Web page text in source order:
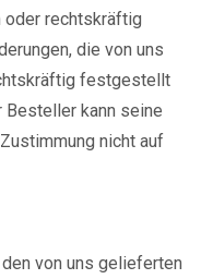
rechtskräftig
die von uns
festgestellt
Besteller kann seine
nicht auf
von uns gelieferten